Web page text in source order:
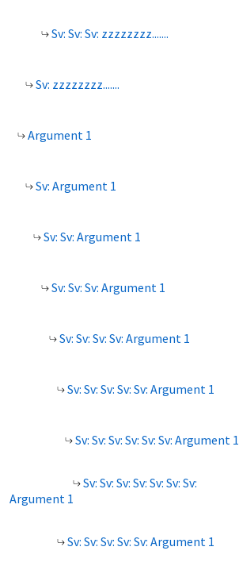
Sv: Sv: Sv: zzzzzzzz.......
Sv: zzzzzzzz.......
Argument 1
Sv: Argument 1
Sv: Sv: Argument 1
Sv: Sv: Sv: Argument 1
Sv: Sv: Sv: Sv: Argument 1
Sv: Sv: Sv: Sv: Sv: Argument 1
Sv: Sv: Sv: Sv: Sv: Sv: Argument 1
Sv: Sv: Sv: Sv: Sv: Sv: Sv:
Argument 1
Sv: Sv: Sv: Sv: Sv: Argument 1